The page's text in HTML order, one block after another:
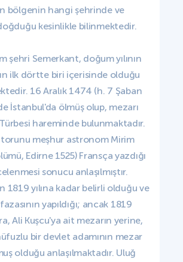
bölgenin hangi şehrinde ve
kesinlikle bilinmektedir.
şehri Semerkant, doğum yılının
ilk dörtte biri içerisinde olduğu
16 Aralık 1474 (h. 7 Şaban
İstanbul'da ölmüş olup, mezarı
hareminde bulunmaktadır.
meşhur astronom Mirim
Edirne 1525) Fransça yazdığı
sonucu anlaşılmıştır.
1819 yılına kadar belirli olduğu ve
yapıldığı; ancak 1819
Ali Kuşcu'ya ait mezarın yerine,
bir devlet adamının mezar
olduğu anlaşılmaktadır. Uluğ